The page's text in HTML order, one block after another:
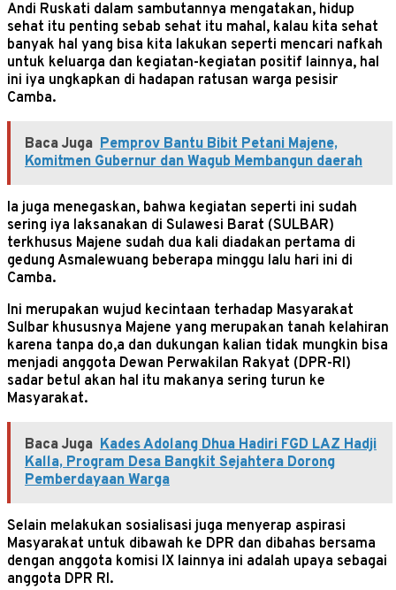
Andi Ruskati dalam sambutannya mengatakan, hidup
sehat itu penting sebab sehat itu mahal, kalau kita sehat
banyak hal yang bisa kita lakukan seperti mencari nafkah
untuk keluarga dan kegiatan-kegiatan positif lainnya, hal
ini iya ungkapkan di hadapan ratusan warga pesisir
Camba.
Baca Juga Pemprov Bantu Bibit Petani Majene,
Komitmen Gubernur dan Wagub Membangun daerah
Ia juga menegaskan, bahwa kegiatan seperti ini sudah
sering iya laksanakan di Sulawesi Barat (SULBAR)
terkhusus Majene sudah dua kali diadakan pertama di
gedung Asmalewuang beberapa minggu lalu hari ini di
Camba.
Ini merupakan wujud kecintaan terhadap Masyarakat
Sulbar khususnya Majene yang merupakan tanah kelahiran
karena tanpa do,a dan dukungan kalian tidak mungkin bisa
menjadi anggota Dewan Perwakilan Rakyat (DPR-RI)
sadar betul akan hal itu makanya sering turun ke
Masyarakat.
Baca Juga Kades Adolang Dhua Hadiri FGD LAZ Hadji
Kalla, Program Desa Bangkit Sejahtera Dorong
Pemberdayaan Warga
Selain melakukan sosialisasi juga menyerap aspirasi
Masyarakat untuk dibawah ke DPR dan dibahas bersama
dengan anggota komisi IX lainnya ini adalah upaya sebagai
anggota DPR RI.